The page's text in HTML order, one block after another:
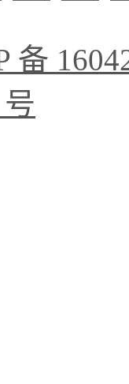
备